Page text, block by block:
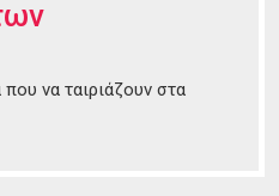
να ταιριάζουν στα